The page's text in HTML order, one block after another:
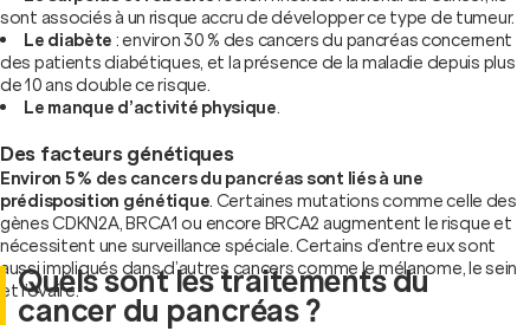
sont associés à un risque accru de développer ce type de tumeur.
Le diabète : environ 30 % des cancers du pancréas concernent
des patients diabétiques, et la présence de la maladie depuis plus
de 10 ans double ce risque.
Le manque d’activité physique.
Des facteurs génétiques
Environ 5 % des cancers du pancréas sont liés à une
prédisposition génétique. Certaines mutations comme celle des
gènes CDKN2A, BRCA1 ou encore BRCA2 augmentent le risque et
nécessitent une surveillance spéciale. Certains d’entre eux sont
aussi impliqués dans d’autres cancers comme le mélanome, le sein
et l’ovaire.
Quels sont les traitements du
cancer du pancréas ?